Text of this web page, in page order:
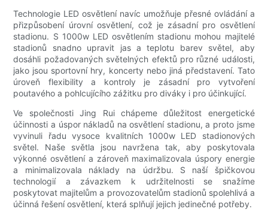
Technologie LED osvětlení navíc umožňuje přesné ovládání a
přizpůsobení úrovní osvětlení, což je zásadní pro osvětlení
stadionu. S 1000w LED osvětlením stadionu mohou majitelé
stadionů snadno upravit jas a teplotu barev světel, aby
dosáhli požadovaných světelných efektů pro různé události,
jako jsou sportovní hry, koncerty nebo jiná představení. Tato
úroveň flexibility a kontroly je zásadní pro vytvoření
poutavého a pohlcujícího zážitku pro diváky i pro účinkující.
Ve společnosti Jing Rui chápeme důležitost energetické
účinnosti a úspor nákladů na osvětlení stadionu, a proto jsme
vyvinuli řadu vysoce kvalitních 1000w LED stadionových
světel. Naše světla jsou navržena tak, aby poskytovala
výkonné osvětlení a zároveň maximalizovala úspory energie
a minimalizovala náklady na údržbu. S naší špičkovou
technologií a závazkem k udržitelnosti se snažíme
poskytovat majitelům a provozovatelům stadionů spolehlivá a
účinná řešení osvětlení, která splňují jejich jedinečné potřeby.